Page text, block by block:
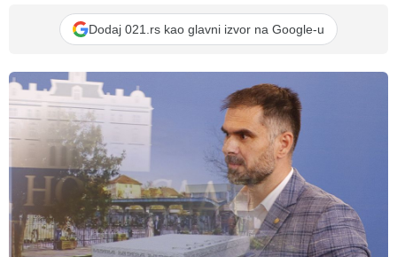
Dodaj 021.rs kao glavni izvor na Google-u